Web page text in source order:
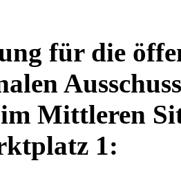
für die
Mittleren
1: